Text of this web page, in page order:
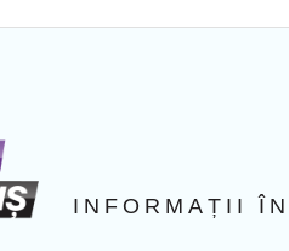
INFORMAȚII